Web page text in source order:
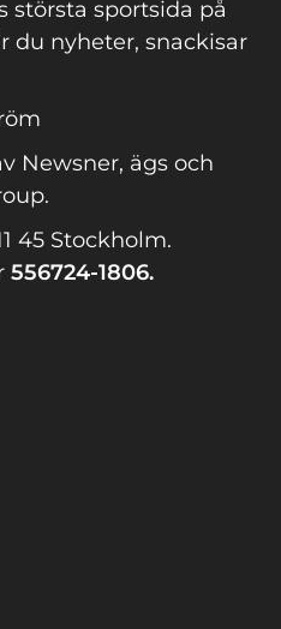
största sportsida på
du nyheter, snackisar
Newsner, ägs och
45 Stockholm.
556724-1806.